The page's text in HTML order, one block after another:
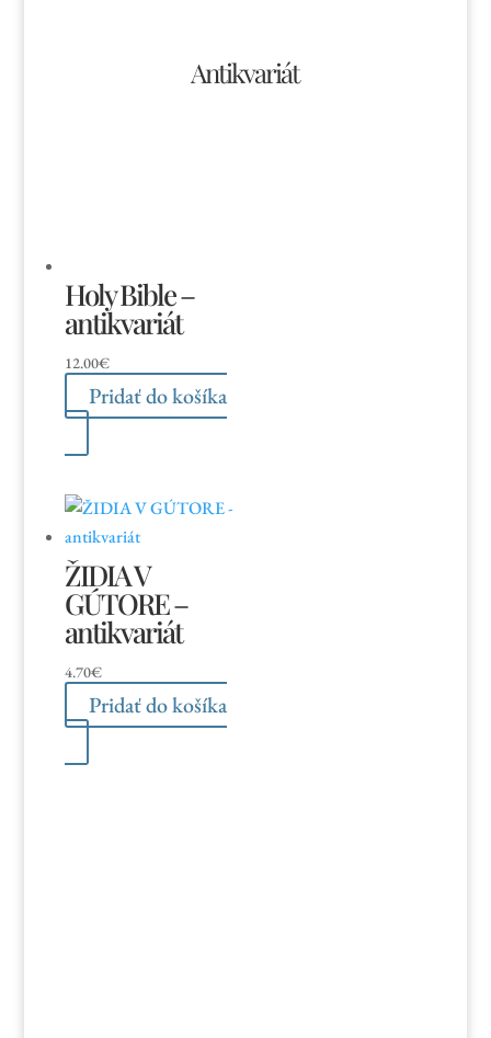
Antikvariát
Holy Bible –
antikvariát
12.00€
Pridať do košíka
ŽIDIA V
GÚTORE –
antikvariát
4.70€
Pridať do košíka